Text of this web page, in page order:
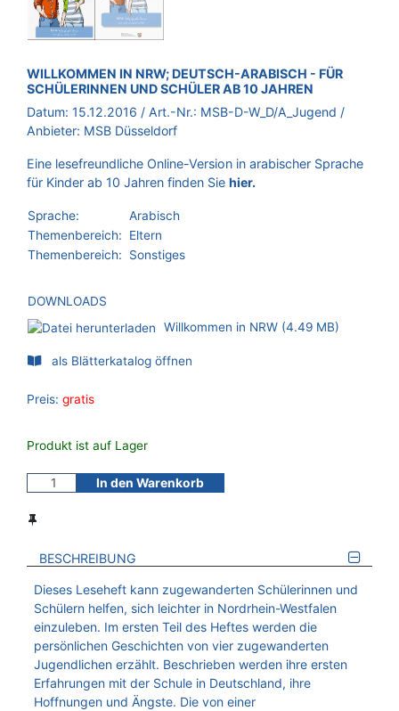
BROSCHÜRE:
WILLKOMMEN IN NRW; DEUTSCH-ARABISCH - FÜR
SCHÜLERINNEN UND SCHÜLER AB 10 JAHREN
Datum: 15.12.2016 / Art.-Nr.: MSB-D-W_D/A_Jugend /
Anbieter: MSB Düsseldorf
Eine lesefreundliche Online-Version in arabischer Sprache
für Kinder ab 10 Jahren finden Sie hier.
Sprache:
Arabisch
Themenbereich:
Eltern
Themenbereich:
Sonstiges
DOWNLOADS
Willkommen in NRW (4.49 MB)
als Blätterkatalog öffnen
Preis: gratis
Produkt ist auf Lager
In den Warenkorb
BESCHREIBUNG
Dieses Leseheft kann zugewanderten Schülerinnen und
Schülern helfen, sich leichter in Nordrhein-Westfalen
einzuleben. Im ersten Teil des Heftes werden die
persönlichen Geschichten von vier zugewanderten
Jugendlichen erzählt. Beschrieben werden ihre ersten
Erfahrungen mit der Schule in Deutschland, ihre
Hoffnungen und Ängste. Die von einer